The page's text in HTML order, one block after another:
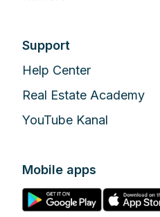
Support
Help Center
Real Estate Academy
YouTube Kanal
Mobile apps